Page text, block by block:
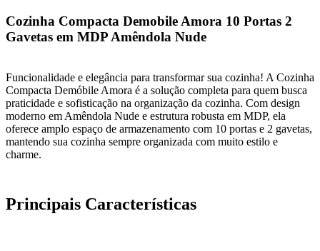
Cozinha Compacta Demobile Amora 10 Portas 2
Gavetas em MDP Amêndola Nude
Funcionalidade e elegância para transformar sua cozinha! A Cozinha
Compacta Demóbile Amora é a solução completa para quem busca
praticidade e sofisticação na organização da cozinha. Com design
moderno em Amêndola Nude e estrutura robusta em MDP, ela
oferece amplo espaço de armazenamento com 10 portas e 2 gavetas,
mantendo sua cozinha sempre organizada com muito estilo e
charme.
Principais Características